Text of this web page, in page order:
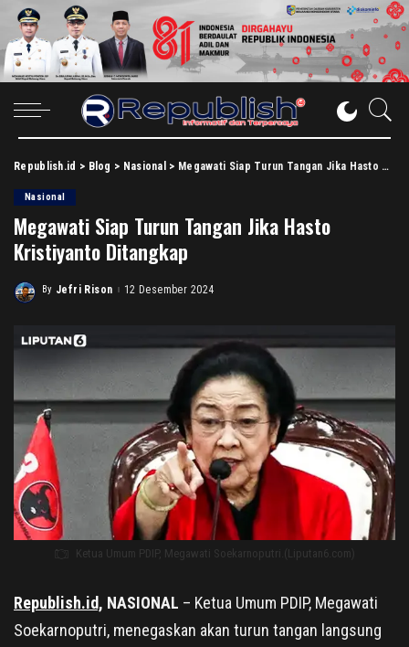
Republish.id > Blog > Nasional > Megawati Siap Turun Tangan Jika Hasto Kristiyanto Ditangkap
Nasional
Megawati Siap Turun Tangan Jika Hasto
Kristiyanto Ditangkap
Posted
By Jefri Rison 12 Desember 2024
Ketua Umum PDIP, Megawati Soekarnoputri.(Liputan6.com)
Republish.id, NASIONAL – Ketua Umum PDIP, Megawati
Soekarnoputri, menegaskan akan turun tangan langsung